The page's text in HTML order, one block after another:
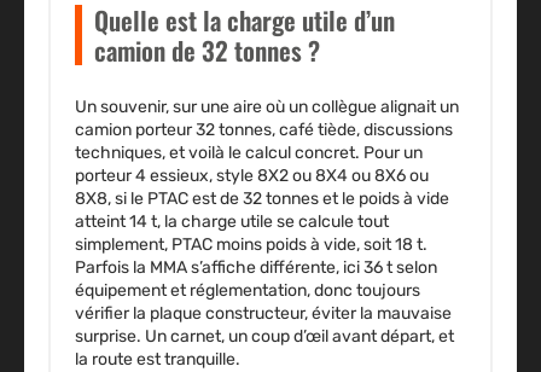
Quelle est la charge utile d’un
camion de 32 tonnes ?
Un souvenir, sur une aire où un collègue alignait un
camion porteur 32 tonnes, café tiède, discussions
techniques, et voilà le calcul concret. Pour un
porteur 4 essieux, style 8X2 ou 8X4 ou 8X6 ou
8X8, si le PTAC est de 32 tonnes et le poids à vide
atteint 14 t, la charge utile se calcule tout
simplement, PTAC moins poids à vide, soit 18 t.
Parfois la MMA s’affiche différente, ici 36 t selon
équipement et réglementation, donc toujours
vérifier la plaque constructeur, éviter la mauvaise
surprise. Un carnet, un coup d’œil avant départ, et
la route est tranquille.